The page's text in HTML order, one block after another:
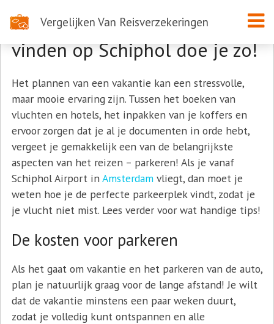
Vergelijken Van Reisverzekeringen
De perfecte parkeerplek
vinden op Schiphol doe je zo!
Het plannen van een vakantie kan een stressvolle,
maar mooie ervaring zijn. Tussen het boeken van
vluchten en hotels, het inpakken van je koffers en
ervoor zorgen dat je al je documenten in orde hebt,
vergeet je gemakkelijk een van de belangrijkste
aspecten van het reizen – parkeren! Als je vanaf
Schiphol Airport inAmsterdamvliegt, dan moet je
weten hoe je de perfecte parkeerplek vindt, zodat je
je vlucht niet mist. Lees verder voor wat handige tips!
De kosten voor parkeren
Als het gaat om vakantie en het parkeren van de auto,
plan je natuurlijk graag voor de lange afstand! Je wilt
dat de vakantie minstens een paar weken duurt,
zodat je volledig kunt ontspannen en alle